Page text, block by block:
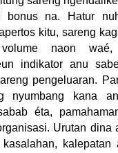
bonus na. Hatur
kitu, sareng
naon waé,
indikator anu
pengeluaran.
nyumbang kana
éta,
Urutan dina
kasalahan, kalepatan